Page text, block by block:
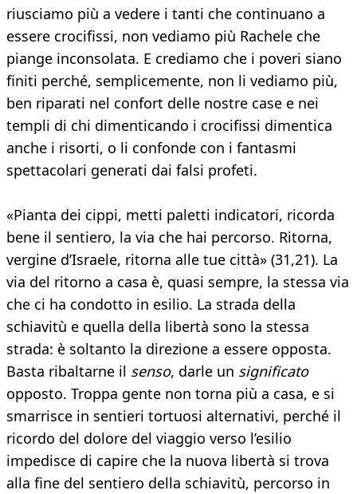
riusciamo più a vedere i tanti che continuano a
essere crocifissi, non vediamo più Rachele che
piange inconsolata. E crediamo che i poveri siano
finiti perché, semplicemente, non li vediamo più,
ben riparati nel confort delle nostre case e nei
templi di chi dimenticando i crocifissi dimentica
anche i risorti, o li confonde con i fantasmi
spettacolari generati dai falsi profeti.
«Pianta dei cippi, metti paletti indicatori, ricorda
bene il sentiero, la via che hai percorso. Ritorna,
vergine d’Israele, ritorna alle tue città» (31,21). La
via del ritorno a casa è, quasi sempre, la stessa via
che ci ha condotto in esilio. La strada della
schiavitù e quella della libertà sono la stessa
strada: è soltanto la direzione a essere opposta.
Basta ribaltarne il senso, darle un significato
opposto. Troppa gente non torna più a casa, e si
smarrisce in sentieri tortuosi alternativi, perché il
ricordo del dolore del viaggio verso l’esilio
impedisce di capire che la nuova libertà si trova
alla fine del sentiero della schiavitù, percorso in